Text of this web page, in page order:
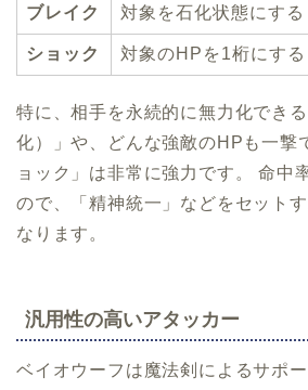
ブレイク 対象を石化状態にする
ショック 対象のHPを1桁にする
特に、相手を永続的に無力化でき
化）」や、どんな強敵のHPも一撃
ョック」は非常に強力です。 命中
ので、「精神統一」などをセット
なります。
汎用性の高いアタッカー
ベイオウーフは魔法剣によるサポ